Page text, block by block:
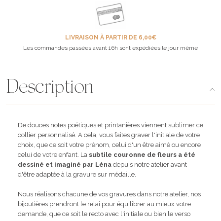
LIVRAISON À PARTIR DE 6,00€
Les commandes passées avant 16h sont expédiées le jour même
Description
De douces notes poétiques et printanières viennent sublimer ce
collier personnalisé. A cela, vous faites graver l'initiale de votre
choix, que ce soit votre prénom, celui d'un être aimé ou encore
celui de votre enfant. La subtile couronne de fleurs a été
dessiné et imaginé par Léna depuis notre atelier avant
d'être adaptée à la gravure sur médaille.
Nous réalisons chacune de vos gravures dans notre atelier, nos
bijoutières prendront le relai pour équilibrer au mieux votre
demande, que ce soit le recto avec l'initiale ou bien le verso